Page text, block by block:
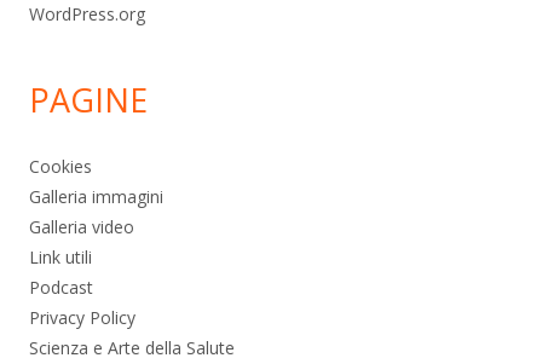
WordPress.org
PAGINE
Cookies
Galleria immagini
Galleria video
Link utili
Podcast
Privacy Policy
Scienza e Arte della Salute